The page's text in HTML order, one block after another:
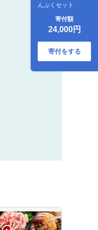
んぷくセット
寄付額
24,000円
寄付をする